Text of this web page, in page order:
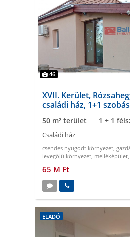
46
XVII. Kerület,
családi ház, 1+1 szobás
50 m² terület 1 + 1
Családi ház
csendes nyugodt környezet,
levegőjű környezet, melléképület,
65 M Ft
ELADÓ